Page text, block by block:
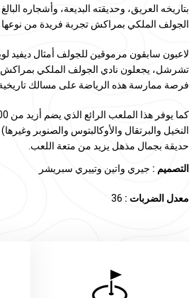
الجولف الملكي بمراكش تجربة فريدة من
لاعبون سابقون مرموقين للجولف أمثال ديفيد
تشرشل، يجعلون نادي الجولف الملكي بمراكش
فرصة ممارسة هذه الرياضة على مسالك
النخيل والبرتقال والأوكالبتوس والصنوبر
حديقة بجمال مذهل يزيد من متعة اللعب.
التصميم : جيري واتين وتييري سبريشر
معدل الضربات :